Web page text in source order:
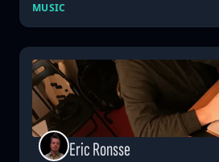
MUSIC
Eric Ronsse